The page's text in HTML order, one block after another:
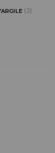
(3)